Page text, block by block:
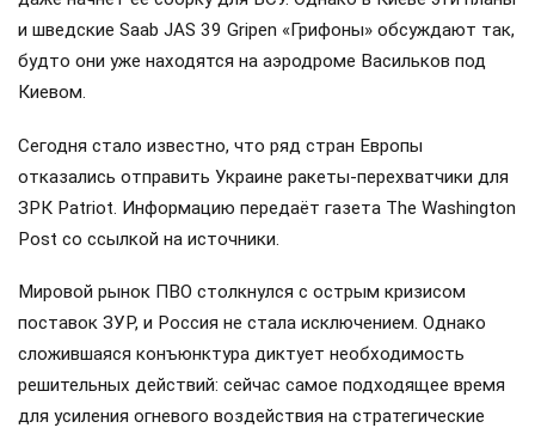
и шведские Saab JAS 39 Gripen «Грифоны» обсуждают так,
будто они уже находятся на аэродроме Васильков под
Киевом.
Сегодня стало известно, что ряд стран Европы
отказались отправить Украине ракеты-перехватчики для
ЗРК Patriot. Информацию передаёт газета The Washington
Post со ссылкой на источники.
Мировой рынок ПВО столкнулся с острым кризисом
поставок ЗУР, и Россия не стала исключением. Однако
сложившаяся конъюнктура диктует необходимость
решительных действий: сейчас самое подходящее время
для усиления огневого воздействия на стратегические